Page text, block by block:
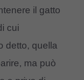
il gatto
cui
detto, quella
ma può